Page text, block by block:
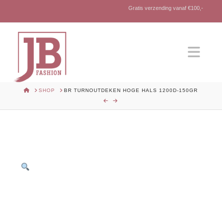
Gratis verzending vanaf €100,-
HOMESHOP BR TURNOUTDEKEN HOGE HALS 1200D-150GR